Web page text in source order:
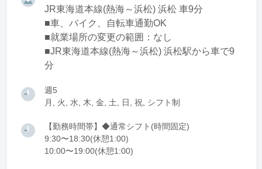
JR東海道本線(熱海～浜松) 浜松 車9分
■車、バイク、自転車通勤OK
■就業場所の変更の範囲：なし
■JR東海道本線(熱海～浜松) 浜松駅から車で9
分
週5
月, 火, 水, 木, 金, 土, 日, 祝, シフト制
【勤務時間帯】◆通常シフト(時間固定)
9:30〜18:30(休憩1:00)
10:00〜19:00(休憩1:00)